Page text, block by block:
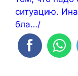
ситуацию.
бла…/